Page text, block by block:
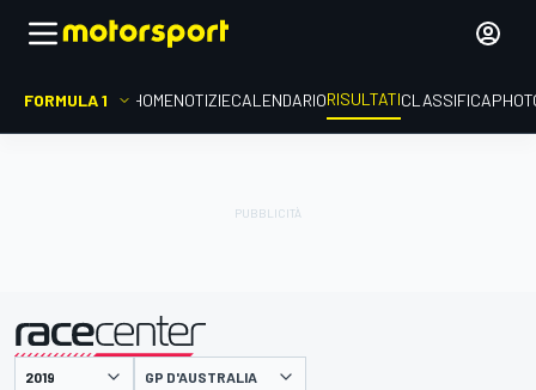
FORMULA 1 HOMENOTIZIECALENDARIORISULTATICLASSIFICA
presentato da GP D'AUSTRALIA